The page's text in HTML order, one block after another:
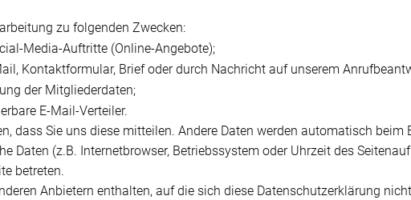
zu folgenden Zwecken:
Media-Auftritte (Online-Angebote);
Kontaktformular, Brief oder durch Nachricht auf unserem
der Mitgliederdaten;
E-Mail-Verteiler.
dass Sie uns diese mitteilen. Andere Daten werden automatisch beim
Daten (z.B. Internetbrowser, Betriebssystem oder Uhrzeit des
betreten.
Anbietern enthalten, auf die sich diese Datenschutzerklärung